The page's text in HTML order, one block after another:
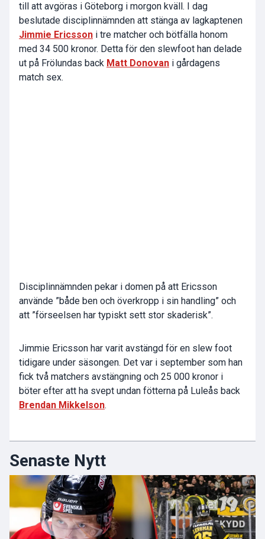
till att avgöras i Göteborg i morgon kväll. I dag
beslutade disciplinnämnden att stänga av lagkaptenen
Jimmie Ericsson i tre matcher och bötfälla honom
med 34 500 kronor. Detta för den slewfoot han delade
ut på Frölundas back Matt Donovan i gårdagens
match sex.
Disciplinnämnden pekar i domen på att Ericsson
använde ”både ben och överkropp i sin handling” och
att ”förseelsen har typiskt sett stor skaderisk”.
Jimmie Ericsson har varit avstängd för en slew foot
tidigare under säsongen. Det var i september som han
fick två matchers avstängning och 25 000 kronor i
böter efter att ha svept undan fötterna på Luleås back
Brendan Mikkelson.
Senaste Nytt